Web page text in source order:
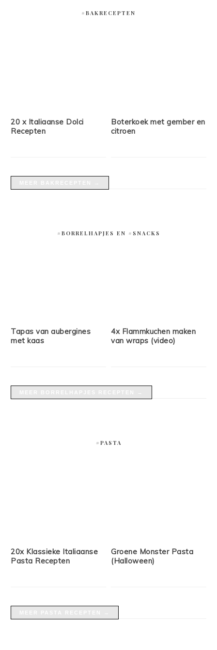
#BAKRECEPTEN
20 x Italiaanse Dolci
Recepten
Boterkoek met gember en
citroen
#BORRELHAPJES EN #SNACKS
Tapas van aubergines
met kaas
4x Flammkuchen maken
van wraps (video)
#PASTA
20x Klassieke Italiaanse
Pasta Recepten
Groene Monster Pasta
(Halloween)